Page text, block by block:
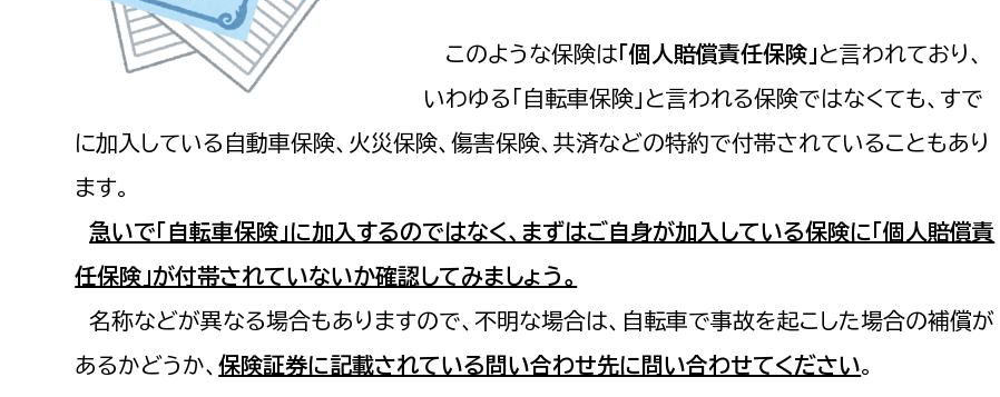
農業委員会事務局
農業委員会事務局 議会総務課
このような保険は 「個人賠償責任保険」 と言われており、
いわゆる「自転車保険」と言われる保険ではなくても、すで
に加入している自動車保険、火災保険、傷害保険、共済などの特約で付帯されていることもあり
ます。
急いで「自転車保険」に加入するのではなく、まずはご自身が加入している保険に「個人賠償責
任保険」が付帯されていないか確認してみましょう。
名称などが異なる場合もありますので、不明な場合は、自転車で事故を起こした場合の補償が
あるかどうか、保険証券に記載されている問い合わせ先に問い合わせてください。